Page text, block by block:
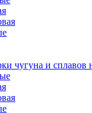
чугуна и сплавов